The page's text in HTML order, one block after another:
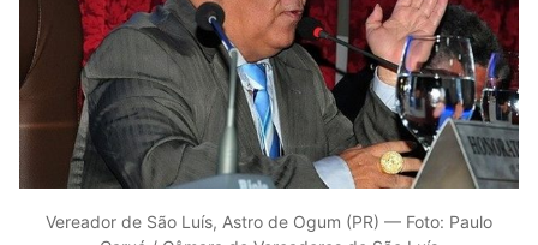
Vereador de São Luís, Astro de Ogum (PR) — Foto: Paulo